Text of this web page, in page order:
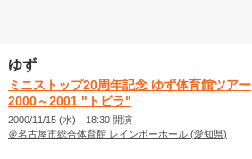
ゆず
ミニストップ20周年記念 ゆず体育館ツアー
2000～2001 "トビラ"
2000/11/15 (水) 18:30 開演
＠名古屋市総合体育館 レインボーホール (愛知県)